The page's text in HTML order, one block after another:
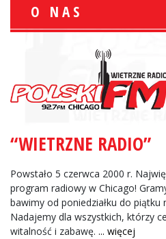
O NAS
“WIETRZNE RADIO”
Powstało 5 czerwca 2000 r.
program radiowy w Chicago!
bawimy od poniedziałku do piątku
Nadajemy dla wszystkich, którzy
witalność i zabawę. ... więcej